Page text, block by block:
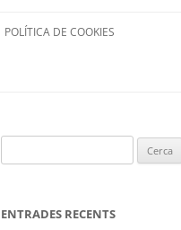
POLÍTICA DE COOKIES
ENTRADES RECENTSTreballa amb nosaltres